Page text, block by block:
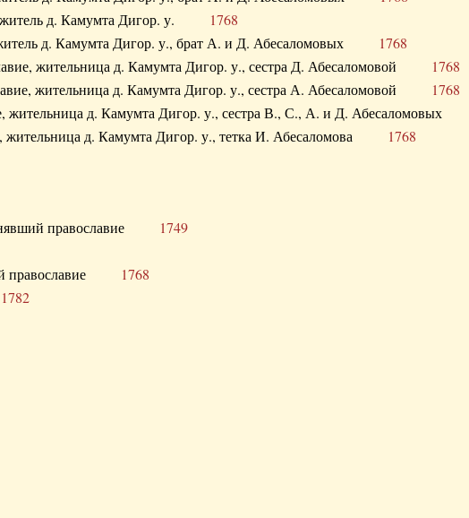
житель д. Камумта Дигор. у. 1768
д. Камумта Дигор. у., брат А. и Д. Абесаломовых 1768
жительница д. Камумта Дигор. у., сестра Д. Абесаломовой 1768
жительница д. Камумта Дигор. у., сестра А. Абесаломовой 1768
жительница д. Камумта Дигор. у., сестра В., С., А. и Д. Абесаломовых
жительница д. Камумта Дигор. у., тетка И. Абесаломова 1768
православие 1749
православие 1768
1782